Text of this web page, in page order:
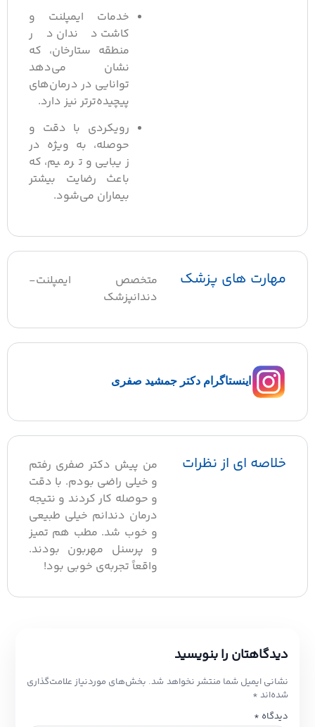
خدمات ایمپلنت و
کاشت دندان در
منطقه ستارخان، که
نشان می‌دهد
توانایی در درمان‌های
پیچیده‌تر‌تر نیز دارد.
رویکردی با دقت و
حوصله، به ویژه در
زیبایی و ترمیم، که
باعث رضایت بیشتر
بیماران می‌شود.
مهارت های پزشک
متخصص ایمپلنت-
دندانپزشک
اینستاگرام دکتر جمشید صفری
خلاصه ای از نظرات
من پیش دکتر صفری رفتم
و خیلی راضی بودم. با دقت
و حوصله کار کردند و نتیجه
درمان دندانم خیلی طبیعی
و خوب شد. مطب هم تمیز
و پرسنل مهربون بودند.
واقعاً تجربه‌ی خوبی بود!
دیدگاهتان را بنویسید
نشانی ایمیل شما منتشر نخواهد شد. بخش‌های موردنیاز علامت‌گذاری
شده‌اند*
دیدگاه*